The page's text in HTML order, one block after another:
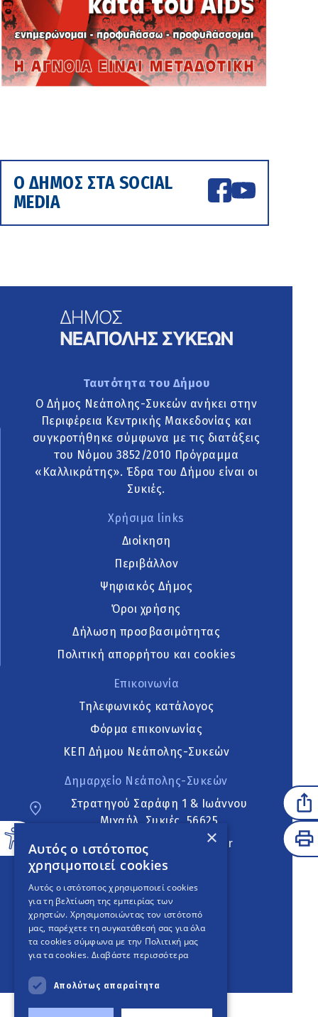
Ο ΔΗΜΟΣ ΣΤΑ SOCIAL
MEDIA
Ταυτότητα του Δήμου
Ο Δήμος Νεάπολης-Συκεών ανήκει στην
Περιφέρεια Κεντρικής Μακεδονίας και
συγκροτήθηκε σύμφωνα με τις διατάξεις
του Νόμου 3852/2010 Πρόγραμμα
«Καλλικράτης». Έδρα του Δήμου είναι οι
Συκιές.
Χρήσιμα links
Διοίκηση
Περιβάλλον
Ψηφιακός Δήμος
Όροι χρήσης
Δήλωση προσβασιμότητας
Πολιτική απορρήτου και cookies
Επικοινωνία
Τηλεφωνικός κατάλογος
Φόρμα επικοινωνίας
ΚΕΠ Δήμου Νεάπολης-Συκεών
Δημαρχείο Νεάπολης-Συκεών
Στρατηγού Σαράφη 1 & Ιωάννου
Μιχαήλ, Συκιές, 56625
neapoli.sykies@ddt.gov.gr
Ακολουθήστε
English Version
An project
×
Αυτός ο ιστότοπος
χρησιμοποιεί cookies
Αυτός ο ιστότοπος χρησιμοποιεί cookies
για τη βελτίωση της εμπειρίας των
χρηστών. Χρησιμοποιώντας τον ιστότοπό
μας, παρέχετε τη συγκατάθεσή σας για όλα
τα cookies σύμφωνα με την Πολιτική μας
για τα cookies. Διαβάστε περισσότερα
Απολύτως απαραίτητα